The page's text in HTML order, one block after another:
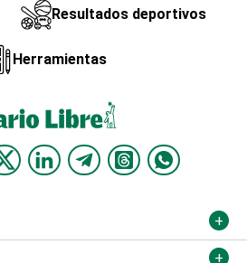
Resultados deportivos
Herramientas